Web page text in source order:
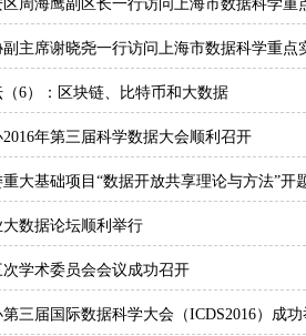
周海鹰副区长一行访问上海市数据科学重
主席谢晓尧一行访问上海市数据科学重点
6）：区块链、比特币和大数据
年第三届科学数据大会顺利召开
大基础项目“数据开放共享理论与方法”开
数据论坛顺利举行
学术委员会会议成功召开
三届国际数据科学大会（ICDS2016）成